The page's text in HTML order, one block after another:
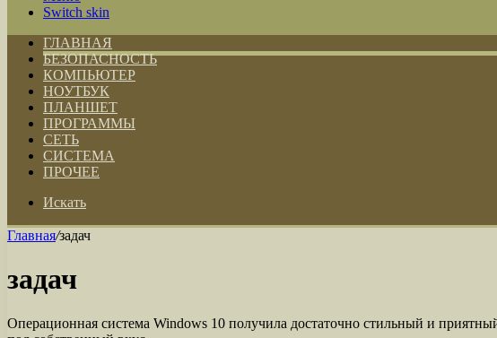
Switch skin
ГЛАВНАЯ
БЕЗОПАСНОСТЬ
КОМПЬЮТЕР
НОУТБУК
ПЛАНШЕТ
ПРОГРАММЫ
СЕТЬ
СИСТЕМА
ПРОЧЕЕ
Искать
Главная/задач
задач
Операционная система Windows 10 получила достаточно стильный и